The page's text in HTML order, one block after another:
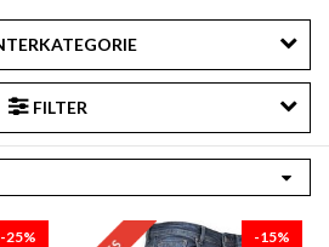
FILTER
-25% -15%